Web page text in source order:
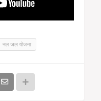
नल जल योजना